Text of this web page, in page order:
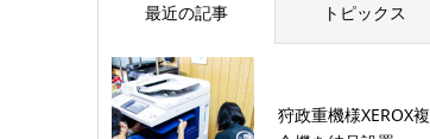
最近の記事 トピックス
狩政重機様XEROX複